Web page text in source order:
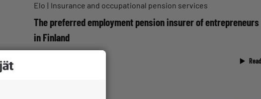
Elo Insurance and occupational pension services
The preferred employment pension insurer of entrepreneurs
in Finland
Read